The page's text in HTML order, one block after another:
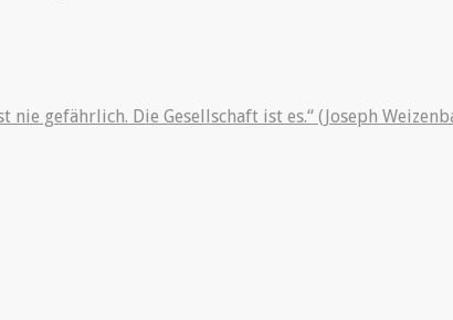
gefährlich. Die Gesellschaft ist es.“ (Joseph